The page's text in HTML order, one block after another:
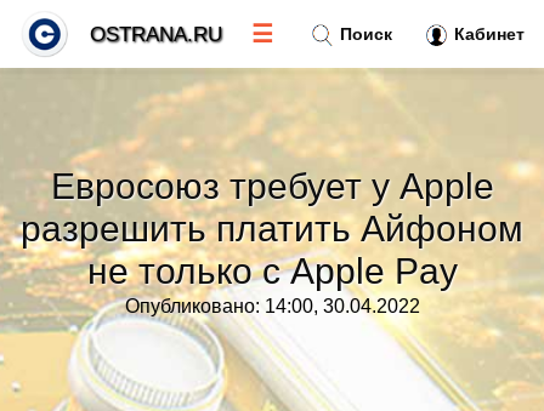
Евросоюз требует у Apple
разрешить платить Айфоном
не только с Apple Pay
Опубликовано: 14:00, 30.04.2022
Поиск Кабинет
OSTRANA.RU ☰
Тренды новостей»
Рубрики»
Правила